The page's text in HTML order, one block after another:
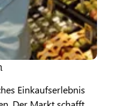
Einkaufserlebnis